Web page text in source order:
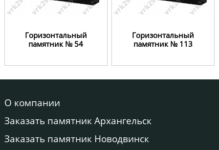
Горизонтальный
памятник № 54
Горизонтальный
памятник № 113
О компании
Заказать памятник Архангельск
Заказать памятник Новодвинск